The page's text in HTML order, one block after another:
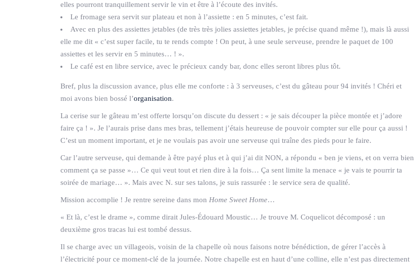
elles pourront tranquillement servir le vin et être à l’écoute des invités.
Le fromage sera servit sur plateau et non à l’assiette : en 5 minutes, c’est fait.
Avec en plus des assiettes jetables (de très très jolies assiettes jetables, je précise quand même !), mais là aussi
elle me dit « c’est super facile, tu te rends compte ! On peut, à une seule serveuse, prendre le paquet de 100
assiettes et les servir en 5 minutes… ! ».
Le café est en libre service, avec le précieux candy bar, donc elles seront libres plus tôt.
Bref, plus la discussion avance, plus elle me conforte : à 3 serveuses, c’est du gâteau pour 94 invités ! Chéri et
moi avons bien bossé l’organisation.
La cerise sur le gâteau m’est offerte lorsqu’on discute du dessert : « je sais découper la pièce montée et j’adore
faire ça ! ». Je l’aurais prise dans mes bras, tellement j’étais heureuse de pouvoir compter sur elle pour ça aussi !
C’est un moment important, et je ne voulais pas avoir une serveuse qui traîne des pieds pour le faire.
Car l’autre serveuse, qui demande à être payé plus et à qui j’ai dit NON, a répondu « ben je viens, et on verra bien
comment ça se passe »… Ce qui veut tout et rien dire à la fois… Ça sent limite la menace « je vais te pourrir ta
soirée de mariage… ». Mais avec N. sur ses talons, je suis rassurée : le service sera de qualité.
Mission accomplie ! Je rentre sereine dans mon Home Sweet Home…
« Et là, c’est le drame », comme dirait Jules-Édouard Moustic… Je trouve M. Coquelicot décomposé : un
deuxième gros tracas lui est tombé dessus.
Il se charge avec un villageois, voisin de la chapelle où nous faisons notre bénédiction, de gérer l’accès à
l’électricité pour ce moment-clé de la journée. Notre chapelle est en haut d’une colline, elle n’est pas directement